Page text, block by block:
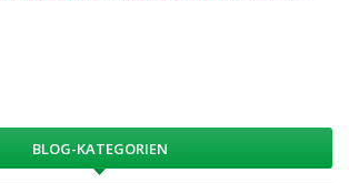
BLOG-KATEGORIEN